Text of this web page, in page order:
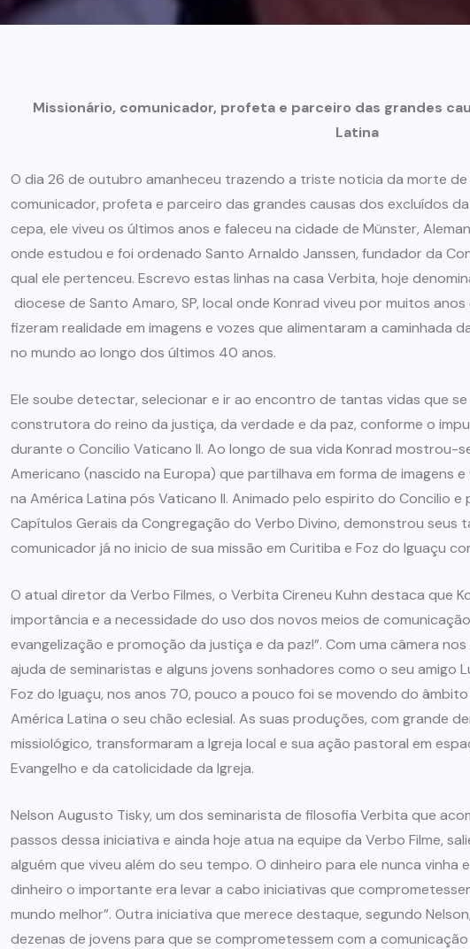
Missionário, comunicador, profeta e parceiro das grandes
Latina
O dia 26 de outubro amanheceu trazendo a triste noticia da morte de
comunicador, profeta e parceiro das grandes causas dos excluídos
cepa, ele viveu os últimos anos e faleceu na cidade de Münster,
onde estudou e foi ordenado Santo Arnaldo Janssen, fundador da
qual ele pertenceu. Escrevo estas linhas na casa Verbita, hoje
diocese de Santo Amaro, SP, local onde Konrad viveu por muitos
fizeram realidade em imagens e vozes que alimentaram a caminhada
no mundo ao longo dos últimos 40 anos.
Ele soube detectar, selecionar e ir ao encontro de tantas vidas que
construtora do reino da justiça, da verdade e da paz, conforme o
durante o Concilio Vaticano II. Ao longo de sua vida Konrad mostrou-
Americano (nascido na Europa) que partilhava em forma de imagens
na América Latina pós Vaticano II. Animado pelo espirito do Concilio
Capítulos Gerais da Congregação do Verbo Divino, demonstrou seus
comunicador já no inicio de sua missão em Curitiba e Foz do Iguaçu
O atual diretor da Verbo Filmes, o Verbita Cireneu Kuhn destaca que
importância e a necessidade do uso dos novos meios de
evangelização e promoção da justiça e da paz!”. Com uma câmera
ajuda de seminaristas e alguns jovens sonhadores como o seu amigo
Foz do Iguaçu, nos anos 70, pouco a pouco foi se movendo do
América Latina o seu chão eclesial. As suas produções, com grande
missiológico, transformaram a Igreja local e sua ação pastoral em
Evangelho e da catolicidade da Igreja.
Nelson Augusto Tisky, um dos seminarista de filosofia Verbita que
passos dessa iniciativa e ainda hoje atua na equipe da Verbo Filme,
alguém que viveu além do seu tempo. O dinheiro para ele nunca vinha
dinheiro o importante era levar a cabo iniciativas que
mundo melhor”. Outra iniciativa que merece destaque, segundo
dezenas de jovens para que se comprometessem com a
ARTIGOS CESEEP
O ECUMENISMO
TRANSFORMADOR NASCE
DENTRO DE NÓS – PRISCILLA
DOS REIS RIBEIRO
29 DE JULHO DE 2026